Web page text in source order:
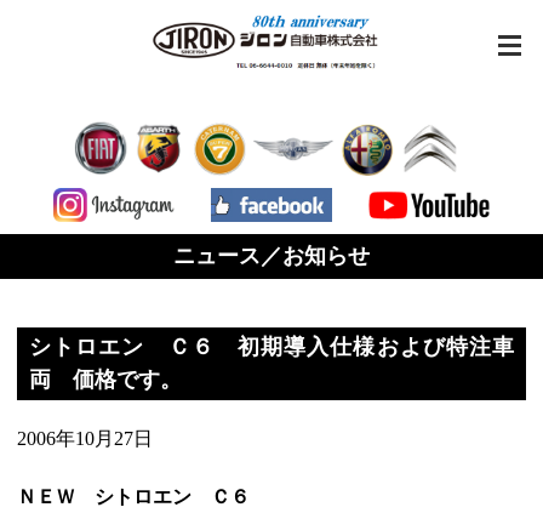
ニュース／お知らせ
シトロエン Ｃ６ 初期導入仕様および特注車
両 価格です。
2006年10月27日
ＮＥＷ シトロエン Ｃ６